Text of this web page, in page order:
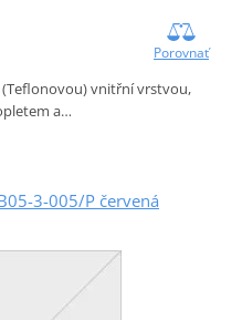
Porovnať
(Teflonovou) vnitřní vrstvou,
a…
3-005/P červená